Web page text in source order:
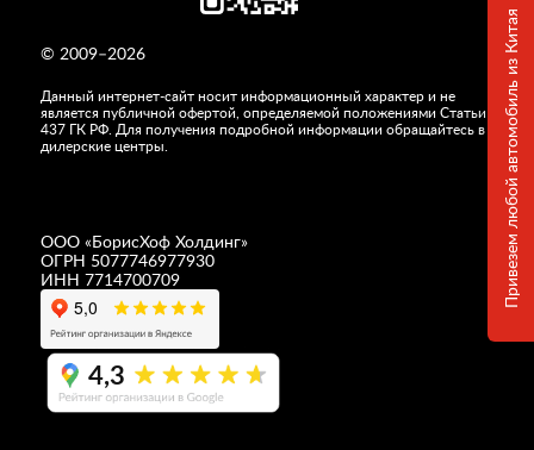
Привезем любой автомобиль из Китая
© 2009–2026
Данный интернет-сайт носит информационный характер и не
является публичной офертой, определяемой положениями Статьи
437 ГК РФ. Для получения подробной информации обращайтесь в
дилерские центры.
ООО «БорисХоф Холдинг»
ОГРН 5077746977930
ИНН 7714700709
4,3